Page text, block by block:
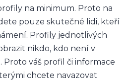
na minimum. Proto na
pouze skutečné lidi, kteří
Profily jednotlivých
nikdo, kdo není v
Proto váš profil či informace
chcete navazovat